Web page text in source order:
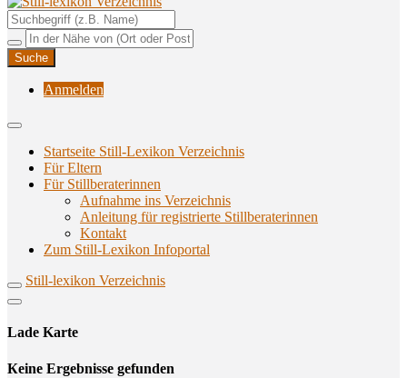
Still-lexikon Verzeichnis
Unterstützungsangebote rund ums Stillen
Anmelden
Startseite Still-Lexikon Verzeichnis
Für Eltern
Für Stillberaterinnen
Aufnahme ins Verzeichnis
Anlei­tung für regis­trier­te Stillberaterinnen
Kon­takt
Zum Still-Lexikon Infoportal
Still-lexikon Verzeichnis
Lade Karte
Кeine Ergebnisse gefunden